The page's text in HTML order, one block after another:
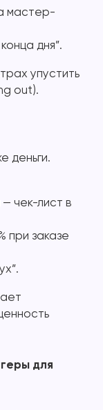
мастер-
дня”.
упустить
out).
деньги.
чек-лист в
при заказе
для